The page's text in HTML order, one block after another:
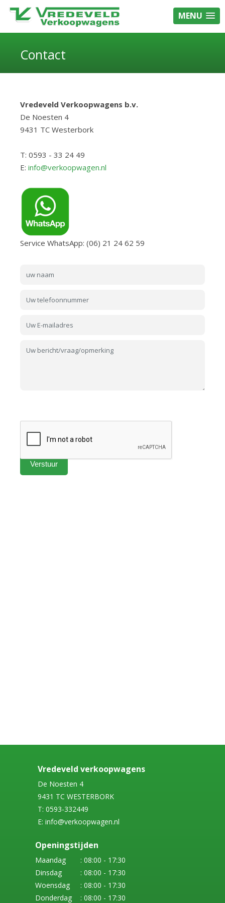
MENU
Contact
Vredeveld Verkoopwagens b.v.
De Noesten 4
9431 TC Westerbork
T: 0593 - 33 24 49
E: info@verkoopwagen.nl
Service WhatsApp: (06) 21 24 62 59
Vredeveld verkoopwagens
De Noesten 4
9431 TC WESTERBORK
T: 0593-332449
E: info@verkoopwagen.nl
Openingstijden
Maandag
: 08:00 - 17:30
Dinsdag
: 08:00 - 17:30
Woensdag
: 08:00 - 17:30
Donderdag
: 08:00 - 17:30